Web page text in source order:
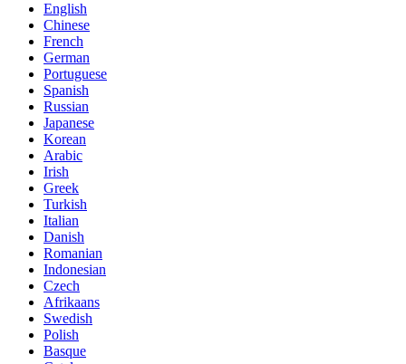
English
Chinese
French
German
Portuguese
Spanish
Russian
Japanese
Korean
Arabic
Irish
Greek
Turkish
Italian
Danish
Romanian
Indonesian
Czech
Afrikaans
Swedish
Polish
Basque